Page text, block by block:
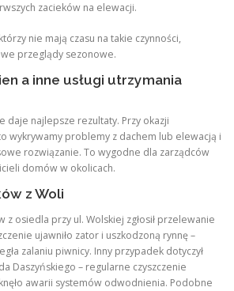
zacieków na elewacji.
nie mają czasu na takie czynności,
przeglądy sezonowe.
a inne usługi utrzymania
daje najlepsze rezultaty. Przy okazji
wykrywamy problemy z dachem lub elewacją i
rozwiązanie. To wygodne dla zarządców
domów w okolicach.
z Woli
z osiedla przy ul. Wolskiej zgłosił przelewanie
ujawniło zator i uszkodzoną rynnę –
zalaniu piwnicy. Inny przypadek dotyczył
Daszyńskiego – regularne czyszczenie
awarii systemów odwodnienia. Podobne